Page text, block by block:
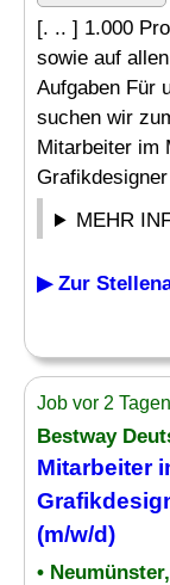
[. .. ] 1.000
sowie auf
Aufgaben Für
suchen wir
Mitarbeiter im
MEHR
▶ Zur
Job vor 2
Bestway
Mitarbeiter
(m/w/d)
•